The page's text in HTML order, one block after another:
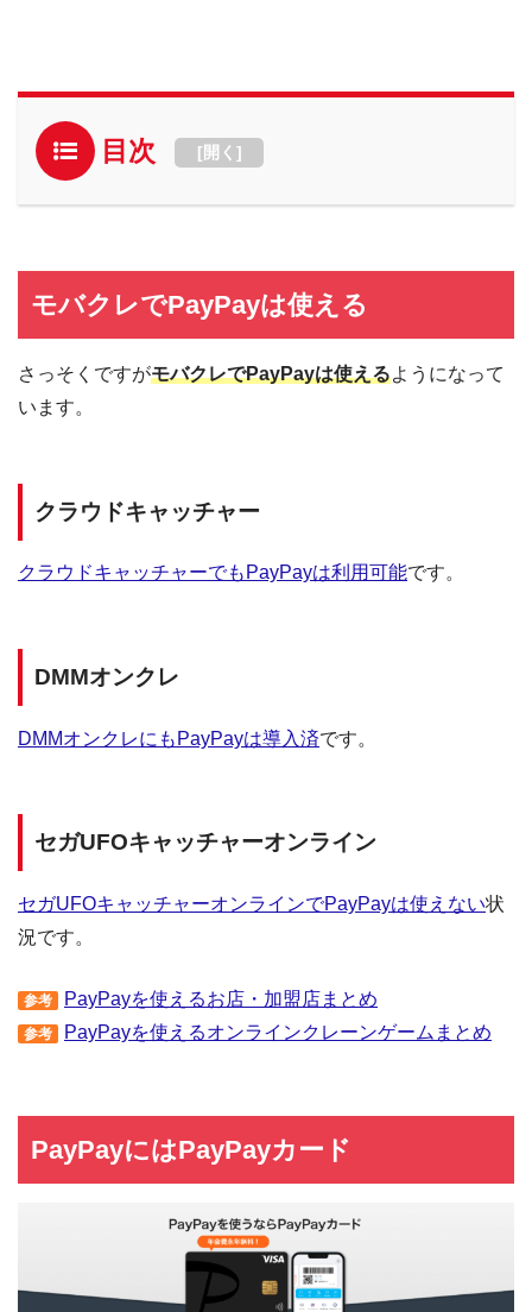
目次 [開く ]
モバクレでPayPayは使える
さっそくですがモバクレでPayPayは使えるようになって
います。
クラウドキャッチャー
クラウドキャッチャーでもPayPayは利用可能です。
DMMオンクレ
DMMオンクレにもPayPayは導入済です。
セガUFOキャッチャーオンライン
セガUFOキャッチャーオンラインでPayPayは使えない状
況です。
参考 PayPayを使えるお店・加盟店まとめ
参考 PayPayを使えるオンラインクレーンゲームまとめ
PayPayにはPayPayカード